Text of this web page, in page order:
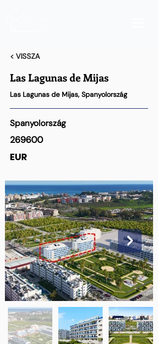
< VISSZA
Las Lagunas de Mijas
Las Lagunas de Mijas, Spanyolország
Spanyolország
269600
EUR